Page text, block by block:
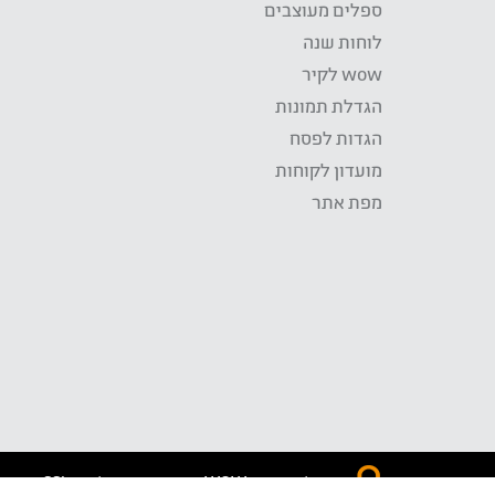
ספלים מעוצבים
לוחות שנה
wow לקיר
הגדלת תמונות
הגדות לפסח
מועדון לקוחות
מפת אתר
התשלום באתר WOW מאובטח בטכנולוגית SSL